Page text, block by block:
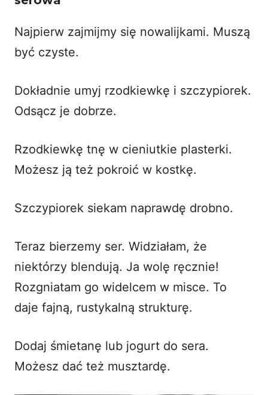
Najpierw zajmijmy się nowalijkami. Muszą
być czyste.
Dokładnie umyj rzodkiewkę i szczypiorek.
Odsącz je dobrze.
Rzodkiewkę tnę w cieniutkie plasterki.
Możesz ją też pokroić w kostkę.
Szczypiorek siekam naprawdę drobno.
Teraz bierzemy ser. Widziałam, że
niektórzy blendują. Ja wolę ręcznie!
Rozgniatam go widelcem w misce. To
daje fajną, rustykalną strukturę.
Dodaj śmietanę lub jogurt do sera.
Możesz dać też musztardę.